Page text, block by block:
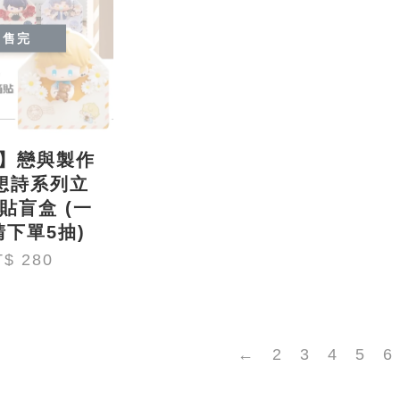
售完
戀與製作
詩系列立
盲盒 (一
下單5抽)
280
← 2 3 4 5 6